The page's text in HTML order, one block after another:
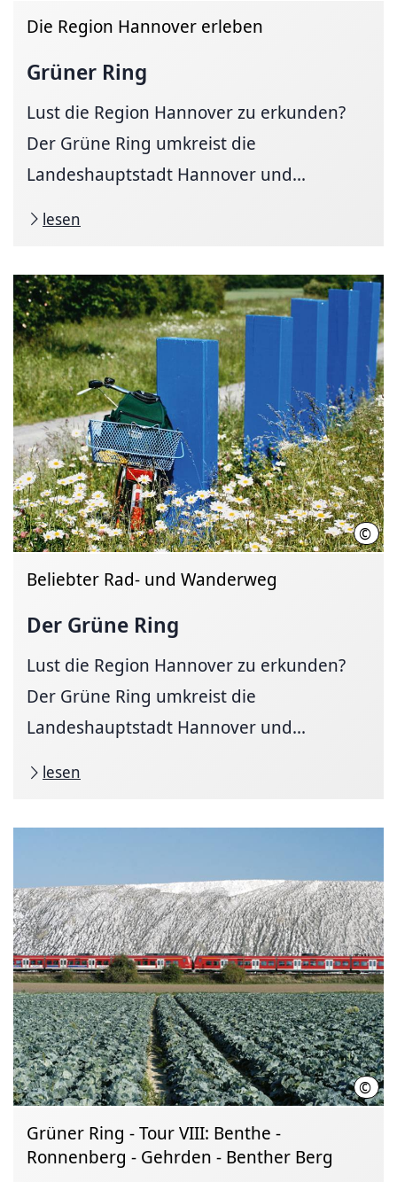
Die Region Hannover erleben
Grüner Ring
Lust die Region Hannover zu erkunden?
Der Grüne Ring umkreist die
Landeshauptstadt Hannover und...
lesen
©
Beliebter Rad- und Wanderweg
Der Grüne Ring
Lust die Region Hannover zu erkunden?
Der Grüne Ring umkreist die
Landeshauptstadt Hannover und...
lesen
©
Grüner Ring - Tour VIII: Benthe -
Ronnenberg - Gehrden - Benther Berg